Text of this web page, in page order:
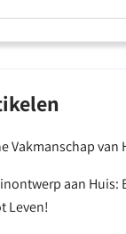
Vakmanschap van
aan Huis:
Leven!